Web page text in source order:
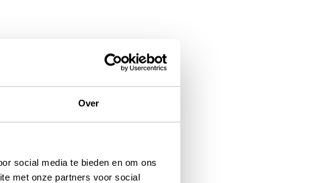
Over
social media te bieden en om ons
met onze partners voor social